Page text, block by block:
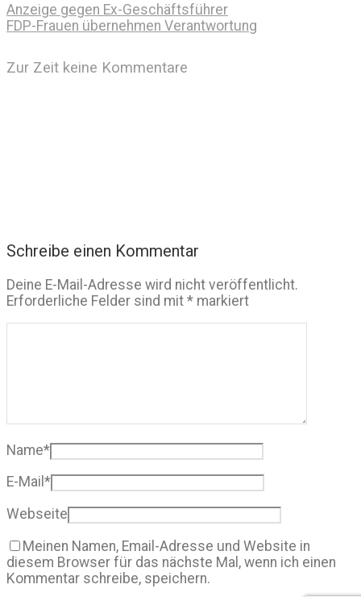
Anzeige gegen Ex-Geschäftsführer
FDP-Frauen übernehmen Verantwortung
Zur Zeit keine Kommentare
Schreibe einen Kommentar
Deine E-Mail-Adresse wird nicht veröffentlicht.
Erforderliche Felder sind mit * markiert
Name*
E-Mail *
Webseite
Meinen Namen, Email-Adresse und Website in
diesem Browser für das nächste Mal, wenn ich einen
Kommentar schreibe, speichern.